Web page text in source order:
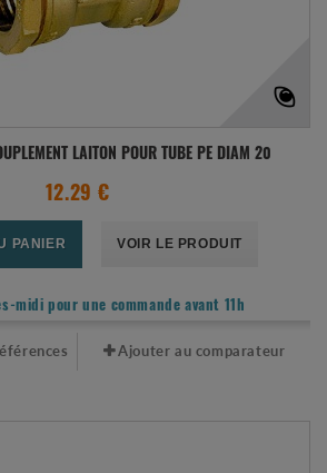
LAITON POUR TUBE PE DIAM 20
12.29 €
PANIER VOIR LE PRODUIT
midi pour une commande avant 11h
Ajouter au comparateur